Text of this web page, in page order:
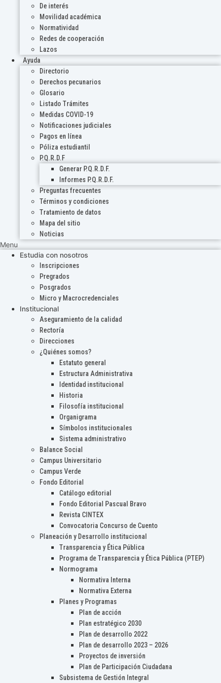
De interés
Movilidad académica
Normatividad
Redes de cooperación
Lazos
Ayuda
Directorio
Derechos pecunarios
Glosario
Listado Trámites
Medidas COVID-19
Notificaciones judiciales
Pagos en línea
Póliza estudiantil
P.Q.R.D.F
Generar P.Q.R.D.F.
Informes P.Q.R.D.F.
Preguntas frecuentes
Términos y condiciones
Tratamiento de datos
Mapa del sitio
Noticias
Menu
Estudia con nosotros
Inscripciones
Pregrados
Posgrados
Micro y Macrocredenciales
Institucional
Aseguramiento de la calidad
Rectoría
Direcciones
¿Quiénes somos?
Estatuto general
Estructura Administrativa
Identidad institucional
Historia
Filosofía institucional
Organigrama
Símbolos institucionales
Sistema administrativo
Balance Social
Campus Universitario
Campus Verde
Fondo Editorial
Catálogo editorial
Fondo Editorial Pascual Bravo
Revista CINTEX
Convocatoria Concurso de Cuento
Planeación y Desarrollo institucional
Transparencia y Ética Pública
Programa de Transparencia y Ética Pública (PTEP)
Normograma
Normativa Interna
Normativa Externa
Planes y Programas
Plan de acción
Plan estratégico 2030
Plan de desarrollo 2022
Plan de desarrollo 2023 – 2026
Proyectos de inversión
Plan de Participación Ciudadana
Subsistema de Gestión Integral